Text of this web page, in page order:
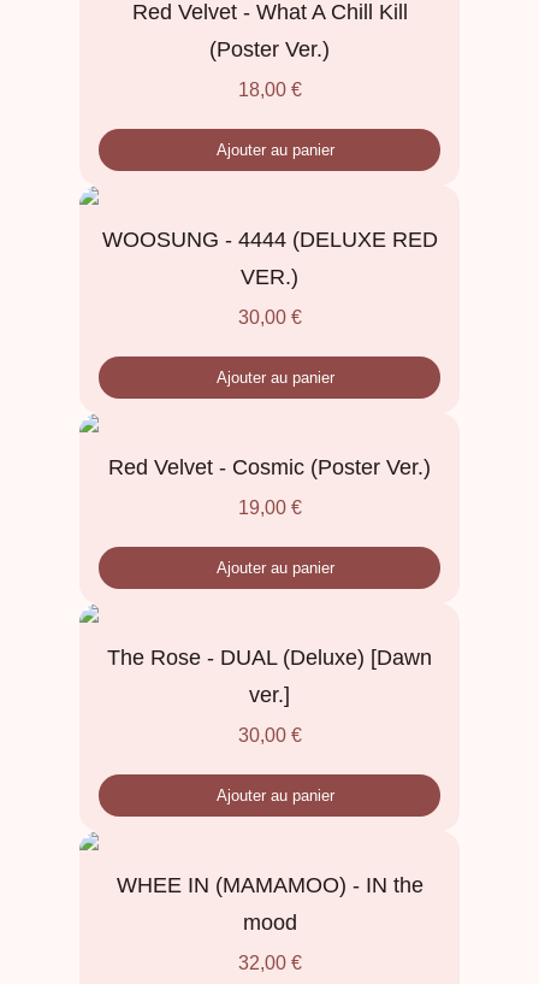
Red Velvet - What A Chill Kill
(Poster Ver.)
18,00 €
Ajouter au panier
WOOSUNG - 4444 (DELUXE RED
VER.)
30,00 €
Ajouter au panier
Red Velvet - Cosmic (Poster Ver.)
19,00 €
Ajouter au panier
The Rose - DUAL (Deluxe) [Dawn
ver.]
30,00 €
Ajouter au panier
WHEE IN (MAMAMOO) - IN the
mood
32,00 €